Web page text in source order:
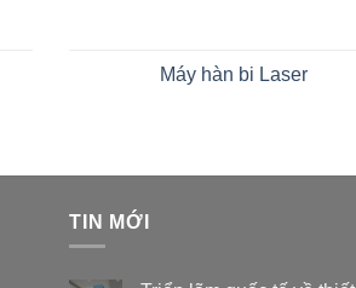
Máy hàn bi Laser
TIN MỚI